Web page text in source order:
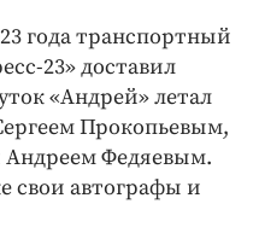
года транспортный
23» доставил
«Андрей» летал
Прокопьевым,
Федяевым.
свои автографы и